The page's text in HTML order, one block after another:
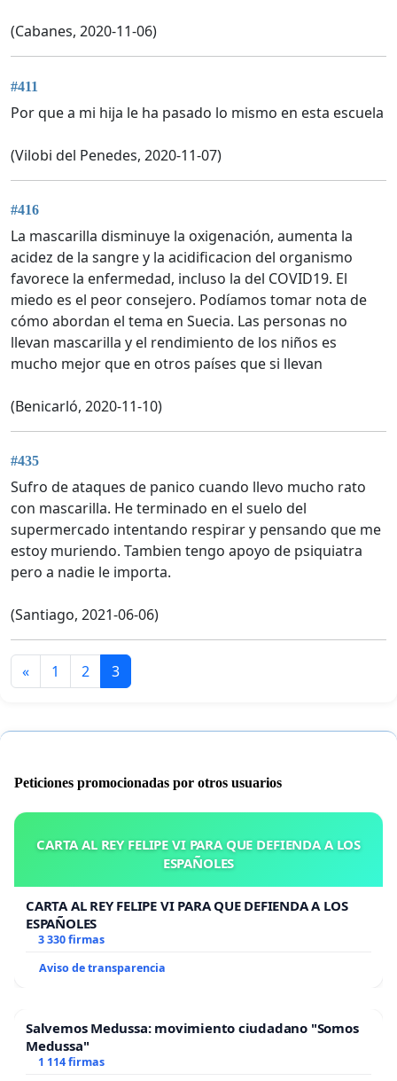
(Cabanes, 2020-11-06)
#411
Por que a mi hija le ha pasado lo mismo en esta escuela
(Vilobi del Penedes, 2020-11-07)
#416
La mascarilla disminuye la oxigenación, aumenta la
acidez de la sangre y la acidificacion del organismo
favorece la enfermedad, incluso la del COVID19. El
miedo es el peor consejero. Podíamos tomar nota de
cómo abordan el tema en Suecia. Las personas no
llevan mascarilla y el rendimiento de los niños es
mucho mejor que en otros países que si llevan
(Benicarló, 2020-11-10)
#435
Sufro de ataques de panico cuando llevo mucho rato
con mascarilla. He terminado en el suelo del
supermercado intentando respirar y pensando que me
estoy muriendo. Tambien tengo apoyo de psiquiatra
pero a nadie le importa.
(Santiago, 2021-06-06)
« 1 2 3
Peticiones promocionadas por otros usuarios
CARTA AL REY FELIPE VI PARA QUE DEFIENDA A LOS
ESPAÑOLES
CARTA AL REY FELIPE VI PARA QUE DEFIENDA A LOS
ESPAÑOLES
3 330 firmas
Aviso de transparencia
Salvemos Medussa: movimiento ciudadano "Somos
Medussa"
1 114 firmas